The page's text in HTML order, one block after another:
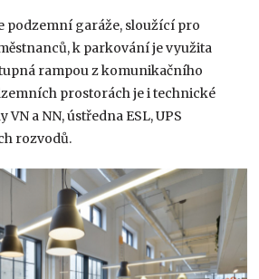
podzemní garáže, sloužící pro
k parkování je využita
rampou z komunikačního
prostorách je i technické
a NN, ústředna ESL, UPS
rozvodů.